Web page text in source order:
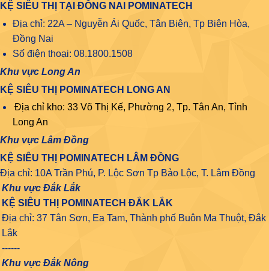
KỆ SIÊU THỊ TẠI ĐỒNG NAI POMINATECH
Địa chỉ: 22A – Nguyễn Ái Quốc, Tân Biên, Tp Biên Hòa,
Đồng Nai
Số điện thoại: 08.1800.1508
Khu vực Long An
KỆ SIÊU THỊ POMINATECH LONG AN
Địa chỉ kho: 33 Võ Thị Kế, Phường 2, Tp. Tân An, Tỉnh
Long An
Khu vực Lâm Đồng
KỆ SIÊU THỊ POMINATECH LÂM ĐỒNG
Địa chỉ: 10A Trần Phú, P. Lộc Sơn Tp Bảo Lộc, T. Lâm Đồng
Khu vực Đắk Lắk
KỆ SIÊU THỊ POMINATECH ĐẮK LẮK
Địa chỉ: 37 Tân Sơn, Ea Tam, Thành phố Buôn Ma Thuột, Đắk
Lắk
------
Khu vực Đắk Nông